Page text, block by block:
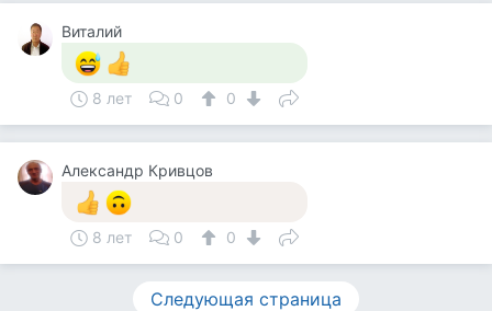
Виталий
8 лет 0 0
Александр Кривцов
8 лет 0 0
Следующая страница